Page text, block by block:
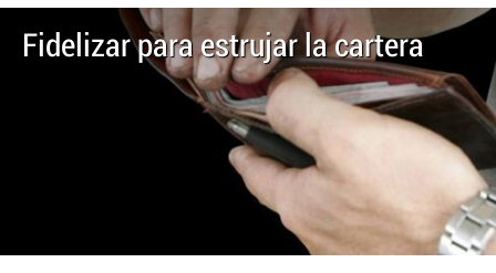
Fidelizar para estrujar la cartera